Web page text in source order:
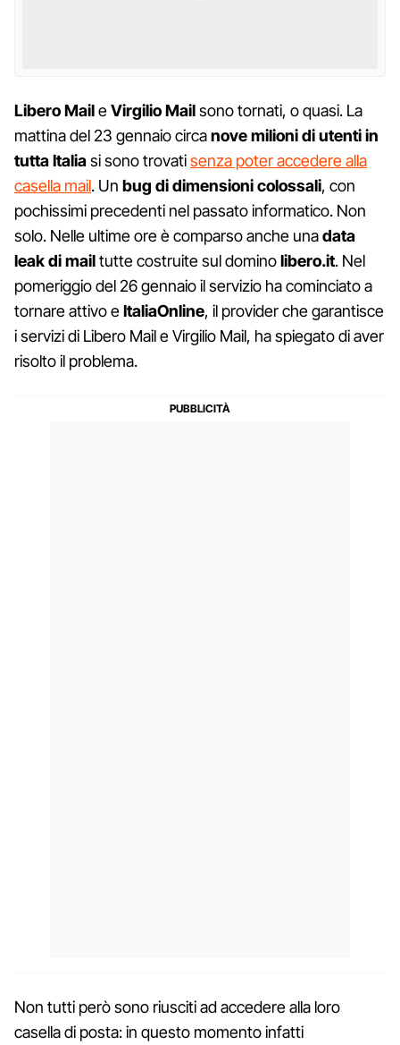
Libero MaileVirgilio Mailsono tornati, o quasi. La
mattina del 23 gennaio circanove milioni di utenti in
tutta Italiasi sono trovatisenza poter accedere alla
casella mail. Un bug di dimensioni colossali, con
pochissimi precedenti nel passato informatico. Non
solo. Nelle ultime ore è comparso anche unadata
leak di mailtutte costruite sul dominolibero.it. Nel
pomeriggio del 26 gennaio il servizio ha cominciato a
tornare attivo eItaliaOnline, il provider che garantisce
i servizi di Libero Mail e Virgilio Mail, ha spiegato di aver
risolto il problema.
Non tutti però sono riusciti ad accedere alla loro
casella di posta: in questo momento infatti